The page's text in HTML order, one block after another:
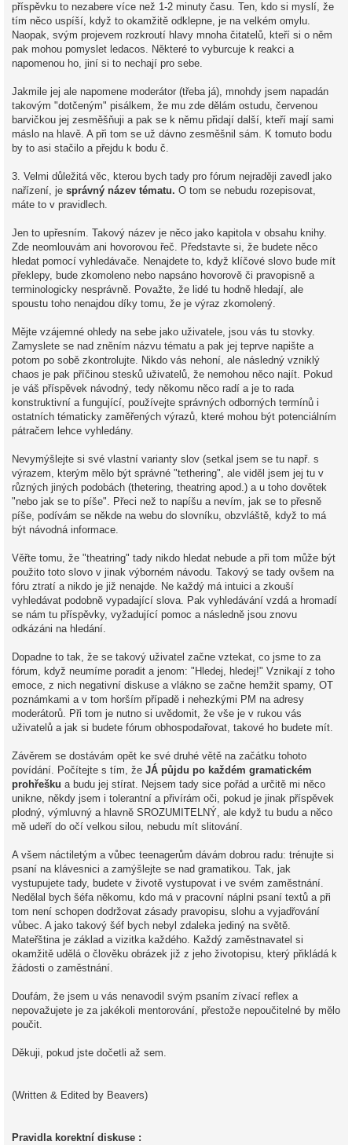
příspěvku to nezabere více než 1-2 minuty času. Ten, kdo si myslí, že
tím něco uspíší, když to okamžitě odklepne, je na velkém omylu.
Naopak, svým projevem rozkroutí hlavy mnoha čitatelů, kteří si o něm
pak mohou pomyslet ledacos. Některé to vyburcuje k reakci a
napomenou ho, jiní si to nechají pro sebe.
Jakmile jej ale napomene moderátor (třeba já), mnohdy jsem napadán
takovým "dotčeným" pisálkem, že mu zde dělám ostudu, červenou
barvičkou jej zesměšňuji a pak se k němu přidají další, kteří mají sami
máslo na hlavě. A při tom se už dávno zesměšnil sám. K tomuto bodu
by to asi stačilo a přejdu k bodu č.
3. Velmi důležitá věc, kterou bych tady pro fórum nejraději zavedl jako
nařízení, je správný název tématu. O tom se nebudu rozepisovat,
máte to v pravidlech.
Jen to upřesním. Takový název je něco jako kapitola v obsahu knihy.
Zde neomlouvám ani hovorovou řeč. Představte si, že budete něco
hledat pomocí vyhledávače. Nenajdete to, když klíčové slovo bude mít
překlepy, bude zkomoleno nebo napsáno hovorově či pravopisně a
terminologicky nesprávně. Považte, že lidé tu hodně hledají, ale
spoustu toho nenajdou díky tomu, že je výraz zkomolený.
Mějte vzájemné ohledy na sebe jako uživatele, jsou vás tu stovky.
Zamyslete se nad zněním názvu tématu a pak jej teprve napište a
potom po sobě zkontrolujte. Nikdo vás nehoní, ale následný vzniklý
chaos je pak příčinou stesků uživatelů, že nemohou něco najít. Pokud
je váš příspěvek návodný, tedy někomu něco radí a je to rada
konstruktivní a fungující, používejte správných odborných termínů i
ostatních tématicky zaměřených výrazů, které mohou být potenciálním
pátračem lehce vyhledány.
Nevymýšlejte si své vlastní varianty slov (setkal jsem se tu např. s
výrazem, kterým mělo být správné "tethering", ale viděl jsem jej tu v
různých jiných podobách (thetering, theatring apod.) a u toho dovětek
"nebo jak se to píše". Přeci než to napíšu a nevím, jak se to přesně
píše, podívám se někde na webu do slovníku, obzvláště, když to má
být návodná informace.
Věřte tomu, že "theatring" tady nikdo hledat nebude a při tom může být
použito toto slovo v jinak výborném návodu. Takový se tady ovšem na
fóru ztratí a nikdo je již nenajde. Ne každý má intuici a zkouší
vyhledávat podobně vypadající slova. Pak vyhledávání vzdá a hromadí
se nám tu příspěvky, vyžadující pomoc a následně jsou znovu
odkázáni na hledání.
Dopadne to tak, že se takový uživatel začne vztekat, co jsme to za
fórum, když neumíme poradit a jenom: "Hledej, hledej!" Vznikají z toho
emoce, z nich negativní diskuse a vlákno se začne hemžit spamy, OT
poznámkami a v tom horším případě i nehezkými PM na adresy
moderátorů. Při tom je nutno si uvědomit, že vše je v rukou vás
uživatelů a jak si budete fórum obhospodařovat, takové ho budete mít.
Závěrem se dostávám opět ke své druhé větě na začátku tohoto
povídání. Počítejte s tím, že JÁ půjdu po každém gramatickém
prohřešku a budu jej stírat. Nejsem tady sice pořád a určitě mi něco
unikne, někdy jsem i tolerantní a přivírám oči, pokud je jinak příspěvek
plodný, výmluvný a hlavně SROZUMITELNÝ, ale když tu budu a něco
mě udeří do očí velkou silou, nebudu mít slitování.
A všem náctiletým a vůbec teenagerům dávám dobrou radu: trénujte si
psaní na klávesnici a zamýšlejte se nad gramatikou. Tak, jak
vystupujete tady, budete v životě vystupovat i ve svém zaměstnání.
Nedělal bych šéfa někomu, kdo má v pracovní náplni psaní textů a při
tom není schopen dodržovat zásady pravopisu, slohu a vyjadřování
vůbec. A jako takový šéf bych nebyl zdaleka jediný na světě.
Mateřština je základ a vizitka každého. Každý zaměstnavatel si
okamžitě udělá o člověku obrázek již z jeho životopisu, který přikládá k
žádosti o zaměstnání.
Doufám, že jsem u vás nenavodil svým psaním zívací reflex a
nepovažujete je za jakékoli mentorování, přestože nepoučitelné by mělo
poučit.
Děkuji, pokud jste dočetli až sem.
(Written & Edited by Beavers)
Pravidla korektní diskuse :